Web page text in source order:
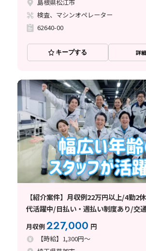
島根県松江市
検査、マシンオペレーター
62640-00
キープする 詳
【紹介案件】月収例22万円以上/4勤2
代活躍中/日払い・週払い制度あり/交
月収例227,000 円
【時給】1,300円～